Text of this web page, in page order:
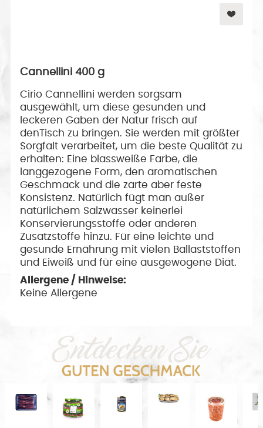
Cannellini 400 g
Cirio Cannellini werden sorgsam
ausgewählt, um diese gesunden und
leckeren Gaben der Natur frisch auf
denTisch zu bringen. Sie werden mit größter
Sorgfalt verarbeitet, um die beste Qualität zu
erhalten: Eine blassweiße Farbe, die
langgezogene Form, den aromatischen
Geschmack und die zarte aber feste
Konsistenz. Natürlich fügt man außer
natürlichem Salzwasser keinerlei
Konservierungsstoffe oder anderen
Zusatzstoffe hinzu. Für eine leichte und
gesunde Ernährung mit vielen Ballaststoffen
und Eiweiß und für eine ausgewogene Diät.
Allergene / Hinweise:
Keine Allergene